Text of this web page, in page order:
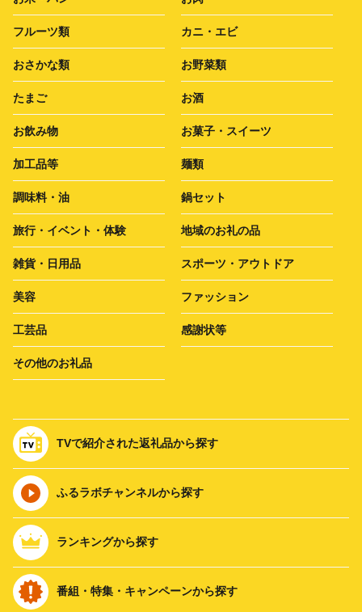
フルーツ類 カニ・エビ
おさかな類 お野菜類
たまご お酒
お飲み物 お菓子・スイーツ
加工品等 麺類
調味料・油 鍋セット
旅行・イベント・体験 地域のお礼の品
雑貨・日用品 スポーツ・アウトドア
美容 ファッション
工芸品 感謝状等
その他のお礼品
TVで紹介された返礼品から探す
ふるラボチャンネルから探す
ランキングから探す
番組・特集・キャンペーンから探す